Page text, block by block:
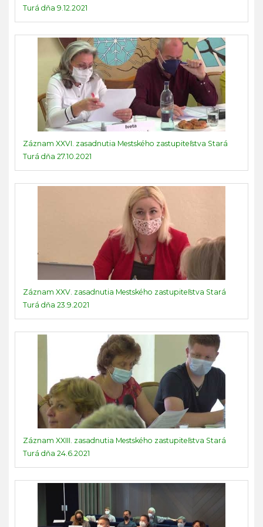
Turá dňa 9.12.2021
Záznam XXVI. zasadnutia Mestského zastupiteľstva Stará
Turá dňa 27.10.2021
Záznam XXV. zasadnutia Mestského zastupiteľstva Stará
Turá dňa 23.9.2021
Záznam XXIII. zasadnutia Mestského zastupiteľstva Stará
Turá dňa 24.6.2021